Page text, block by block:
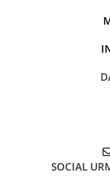
PENTRU PASIONATII
SOCIAL